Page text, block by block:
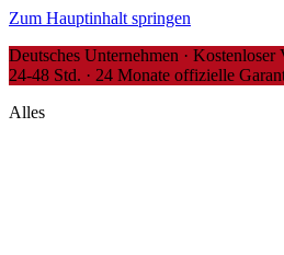
Zum Hauptinhalt springen
Deutsches Unternehmen · Kostenloser
24-48 Std. · 24 Monate offizielle
Alles